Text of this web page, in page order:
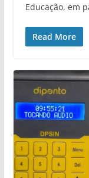
Educação, em
Read More